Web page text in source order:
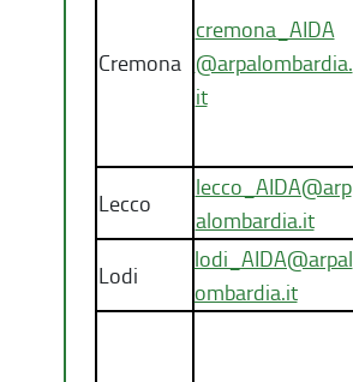
Cremona
cremona_AIDA
@arpalombardia.
it
Lecco
lecco_AIDA@arp
alombardia.it
Lodi
lodi_AIDA@arpal
ombardia.it